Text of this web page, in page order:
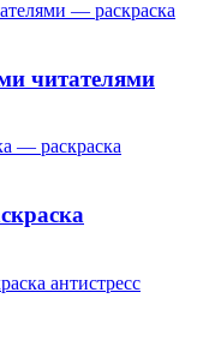
читателями